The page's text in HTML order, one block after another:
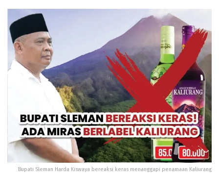
Bupati Sleman Harda Kiswaya bereaksi keras menanggapi penamaan Kaliurang